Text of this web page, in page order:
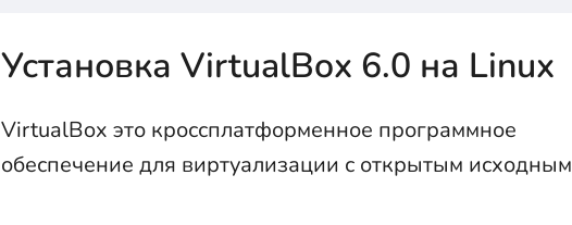
Установка VirtualBox 6.0 на Linux
VirtualBox это кроссплатформенное программное
обеспечение для виртуализации с открытым исходным